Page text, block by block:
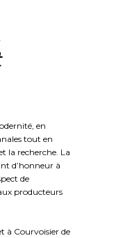
en
tout en
la recherche. La
d’honneur à
de
producteurs
à Courvoisier de